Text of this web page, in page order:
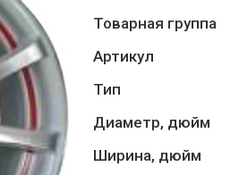
Товарная группа
Артикул
Тип
Диаметр, дюйм
Ширина, дюйм